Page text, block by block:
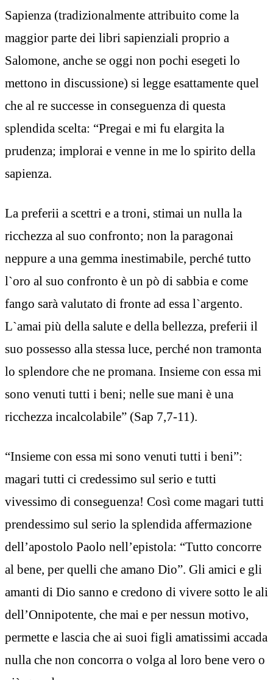
Sapienza (tradizionalmente attribuito come la
maggior parte dei libri sapienziali proprio a
Salomone, anche se oggi non pochi esegeti lo
mettono in discussione) si legge esattamente quel
che al re successe in conseguenza di questa
splendida scelta: “Pregai e mi fu elargita la
prudenza; implorai e venne in me lo spirito della
sapienza.
La preferii a scettri e a troni, stimai un nulla la
ricchezza al suo confronto; non la paragonai
neppure a una gemma inestimabile, perché tutto
l`oro al suo confronto è un pò di sabbia e come
fango sarà valutato di fronte ad essa l`argento.
L`amai più della salute e della bellezza, preferii il
suo possesso alla stessa luce, perché non tramonta
lo splendore che ne promana. Insieme con essa mi
sono venuti tutti i beni; nelle sue mani è una
ricchezza incalcolabile” (Sap 7,7-11).
“Insieme con essa mi sono venuti tutti i beni”:
magari tutti ci credessimo sul serio e tutti
vivessimo di conseguenza! Così come magari tutti
prendessimo sul serio la splendida affermazione
dell’apostolo Paolo nell’epistola: “Tutto concorre
al bene, per quelli che amano Dio”. Gli amici e gli
amanti di Dio sanno e credono di vivere sotto le ali
dell’Onnipotente, che mai e per nessun motivo,
permette e lascia che ai suoi figli amatissimi accada
nulla che non concorra o volga al loro bene vero o